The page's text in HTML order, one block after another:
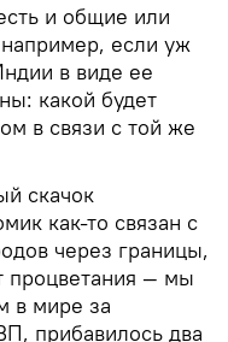
и общие или
если уж
в виде ее
какой будет
в связи с той же
скачок
как-то связан с
через границы,
процветания — мы
в мире за
прибавилось два